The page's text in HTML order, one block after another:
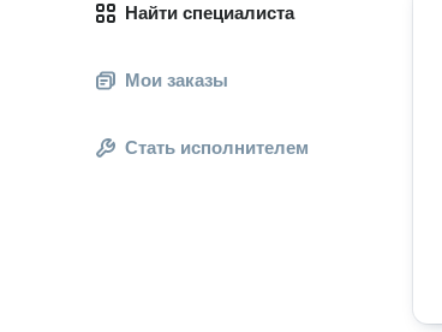
Найти специалиста
Мои заказы
Стать исполнителем